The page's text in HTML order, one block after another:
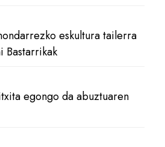
eskultura tailerra
Bastarrikak
egongo da abuztuaren